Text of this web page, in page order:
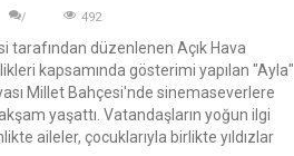
492
tarafından düzenlenen Açık Hava
kapsamında gösterimi yapılan "Ayla"
Millet Bahçesi'nde sinemaseverlere
yaşattı. Vatandaşların yoğun ilgi
aileler, çocuklarıyla birlikte yıldızlar